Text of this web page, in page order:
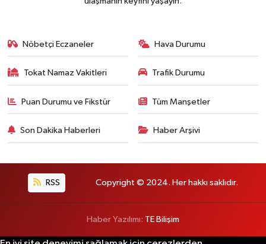
Nöbetçi Eczaneler Hava Durumu
Tokat Namaz Vakitleri Trafik Durumu
Puan Durumu ve Fikstür Tüm Manşetler
Son Dakika Haberleri Haber Arşivi
RSS Copyright © 2024. Her hakkı saklıdır.
Haber Yazılımı: TE Bilişim